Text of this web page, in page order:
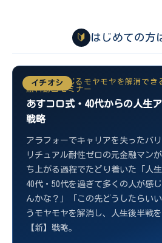
🔰 はじめての方
イチオシ
40代から感じるモヤモヤを解消でき
無料動画セミナー
あすコロ式・40代からの人生
戦略
アラフォーでキャリアを失ったバ
リチュアル耐性ゼロの元金融マン
ち上がる過程でたどり着いた「人
40代・50代を過ぎて多くの人が感
んかな？」「この先どうしたらい
うモヤモヤを解消し、人生後半戦
【新】戦略。